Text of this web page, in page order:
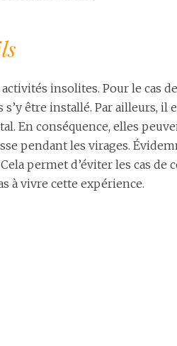
insolites. Pour le cas
être installé. Par ailleurs, il
En conséquence, elles
pendant les virages.
permet d’éviter les cas de
à vivre cette expérience.